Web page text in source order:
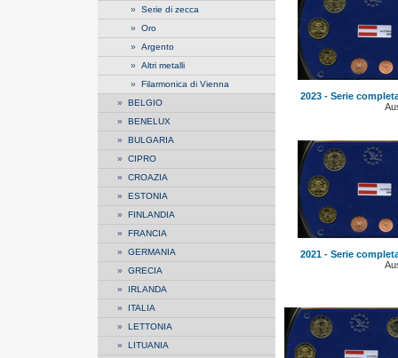
» Serie di zecca
» Oro
» Argento
» Altri metalli
» Filarmonica di Vienna
» BELGIO
» BENELUX
» BULGARIA
» CIPRO
» CROAZIA
» ESTONIA
» FINLANDIA
» FRANCIA
» GERMANIA
» GRECIA
» IRLANDA
» ITALIA
» LETTONIA
» LITUANIA
2023 - Serie
2021 - Serie